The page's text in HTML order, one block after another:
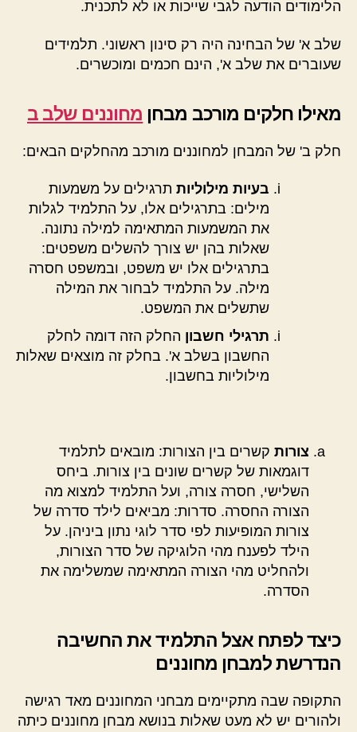
הלימודים הודעה לגבי שייכות או לא לתכנית.
שלב א' של הבחינה היה רק סינון ראשוני. תלמידים
שעוברים את שלב א', הינם חכמים ומוכשרים.
מאילו חלקים מורכב מבחן מחוננים שלב ב
חלק ב' של המבחן למחוננים מורכב מהחלקים הבאים:
בעיות מילוליות תרגילים על משמעות
מילים: בתרגילים אלו, על התלמיד לגלות
את המשמעות המתאימה למילה נתונה.
שאלות בהן יש צורך להשלים משפטים:
בתרגילים אלו יש משפט, ובמשפט חסרה
מילה. על התלמיד לבחור את המילה
שתשלים את המשפט.
תרגילי חשבון החלק הזה דומה לחלק
החשבון בשלב א'. בחלק זה מוצאים שאלות
מילוליות בחשבון.
צורות קשרים בין הצורות: מובאים לתלמיד
דוגמאות של קשרים שונים בין צורות. ביחס
השלישי, חסרה צורה, ועל התלמיד למצוא מה
הצורה החסרה. סדרות: מביאים לילד סדרה של
צורות המופיעות לפי סדר לוגי נתון ביניהן. על
הילד לפענח מהי הלוגיקה של סדר הצורות,
ולהחליט מהי הצורה המתאימה שמשלימה את
הסדרה.
כיצד לפתח אצל התלמיד את החשיבה
הנדרשת למבחן מחוננים
התקופה שבה מתקיימים מבחני המחוננים מאד רגישה
ולהורים יש לא מעט שאלות בנושא מבחן מחוננים כיתה